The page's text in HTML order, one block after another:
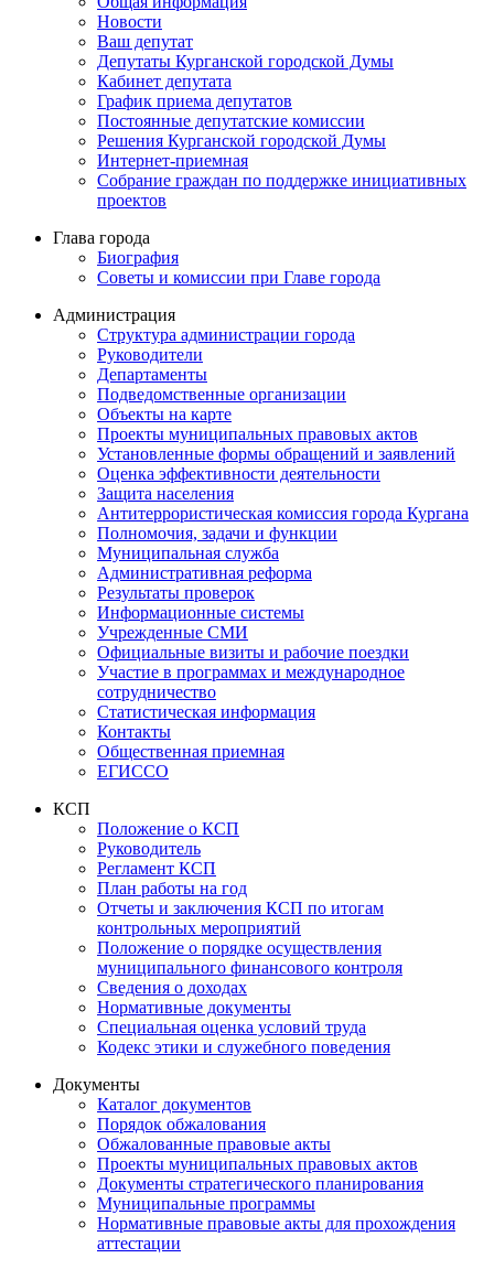
Новости
Ваш депутат
Депутаты Курганской городской Думы
Кабинет депутата
График приема депутатов
Постоянные депутатские комиссии
Решения Курганской городской Думы
Интернет-приемная
Собрание граждан по поддержке инициативных
проектов
Глава города
Биография
Советы и комиссии при Главе города
Администрация
Структура администрации города
Руководители
Департаменты
Подведомственные организации
Объекты на карте
Проекты муниципальных правовых актов
Установленные формы обращений и заявлений
Оценка эффективности деятельности
Защита населения
Антитеррористическая комиссия города Кургана
Полномочия, задачи и функции
Муниципальная служба
Административная реформа
Результаты проверок
Информационные системы
Учрежденные СМИ
Официальные визиты и рабочие поездки
Участие в программах и международное
сотрудничество
Статистическая информация
Контакты
Общественная приемная
ЕГИССО
КСП
Положение о КСП
Руководитель
Регламент КСП
План работы на год
Отчеты и заключения КСП по итогам
контрольных мероприятий
Положение о порядке осуществления
муниципального финансового контроля
Сведения о доходах
Нормативные документы
Специальная оценка условий труда
Кодекс этики и служебного поведения
Документы
Каталог документов
Порядок обжалования
Обжалованные правовые акты
Проекты муниципальных правовых актов
Документы стратегического планирования
Муниципальные программы
Нормативные правовые акты для прохождения
аттестации